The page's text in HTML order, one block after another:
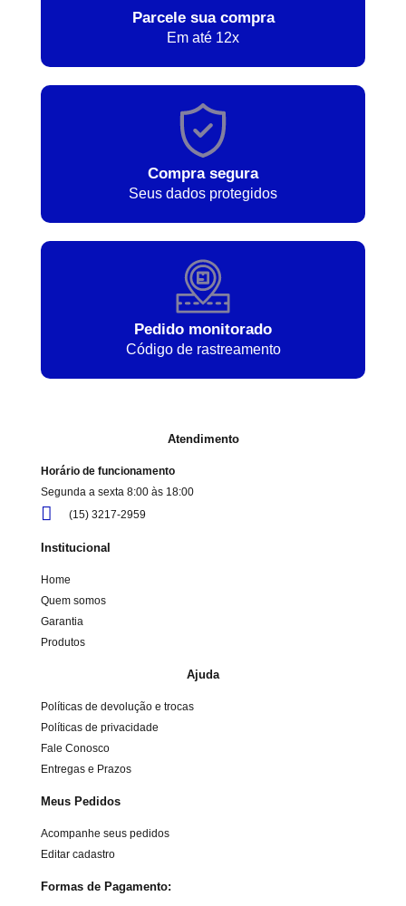
Parcele sua compra
Em até 12x
Compra segura
Seus dados protegidos
Pedido monitorado
Código de rastreamento
Atendimento
Horário de funcionamento
Segunda a sexta 8:00 às 18:00
(15) 3217-2959
Institucional
Home
Quem somos
Garantia
Produtos
Ajuda
Políticas de devolução e trocas
Políticas de privacidade
Fale Conosco
Entregas e Prazos
Meus Pedidos
Acompanhe seus pedidos
Editar cadastro
Formas de Pagamento: